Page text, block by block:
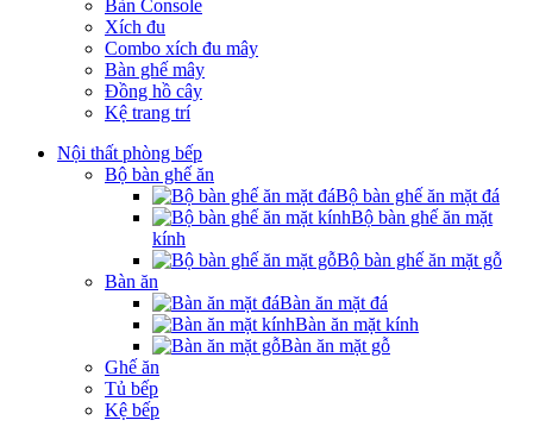
Bàn Console
Xích đu
Combo xích đu mây
Bàn ghế mây
Đồng hồ cây
Kệ trang trí
Nội thất phòng bếp
Bộ bàn ghế ăn
Bộ bàn ghế ăn mặt đá
Bộ bàn ghế ăn mặt
kính
Bộ bàn ghế ăn mặt gỗ
Bàn ăn
Bàn ăn mặt đá
Bàn ăn mặt kính
Bàn ăn mặt gỗ
Ghế ăn
Tủ bếp
Kệ bếp